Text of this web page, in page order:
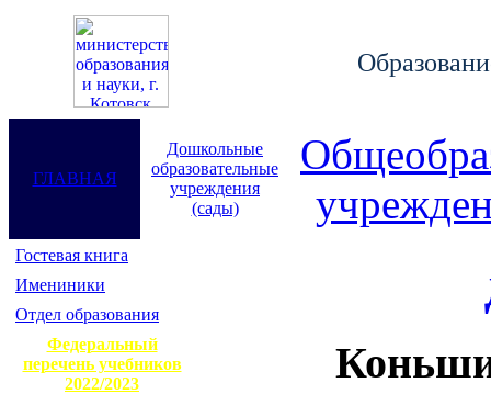
ГЛАВНАЯ
Дошкольные
образовательные
учреждения
(сады)
Гостевая книга
Имениники
Отдел образования
Федеральный
перечень учебников
2022/2023